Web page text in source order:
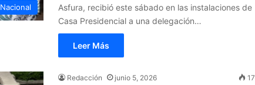
Nacional
Asfura, recibió este sábado en las instalaciones de
Casa Presidencial a una delegación…
Leer Más
Redacción junio 5, 2026 17